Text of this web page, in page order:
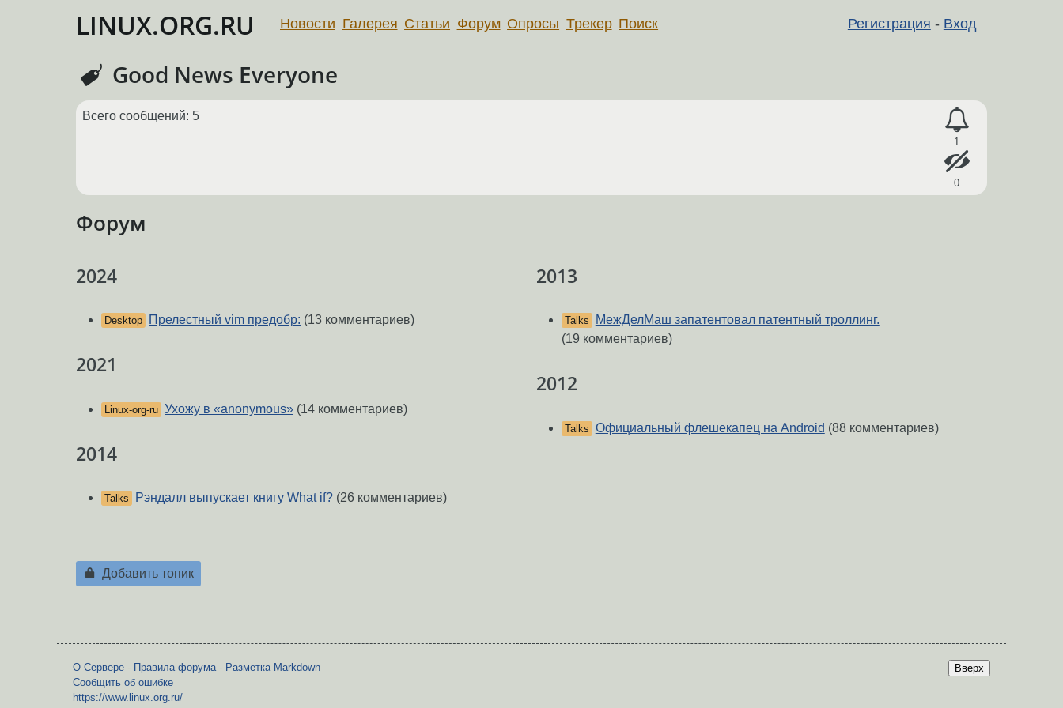
LINUX.ORG.RU Регистрация - Вход
Новости Галерея Статьи Форум Опросы Трекер Поиск
Good News Everyone
1
0
Всего сообщений: 5
Форум
2024
Desktop Прелестный vim предобр: (13 комментариев)
2021
Linux-org-ru Ухожу в «anonymous» (14 комментариев)
2014
Talks Рэндалл выпускает книгу What if? (26 комментариев)
2013
Talks
МежДелМаш запатентовал патентный троллинг.
(19 комментариев)
2012
Talks Официальный флешекапец на Android (88 комментариев)
Добавить топик
Вверх
О Сервере - Правила форума - Разметка Markdown
Сообщить об ошибке
https://www.linux.org.ru/